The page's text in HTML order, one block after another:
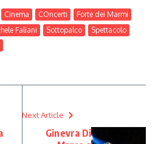
Cinema COncerti
Forte dei Marmi
Faliani Sottopalco
Spettacolo
Next Article
Ginevra Di